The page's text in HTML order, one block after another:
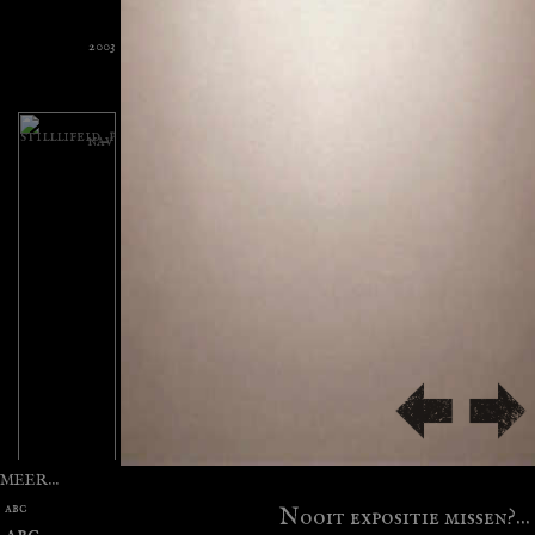
MEER...
Nooit expositie missen?...
abc